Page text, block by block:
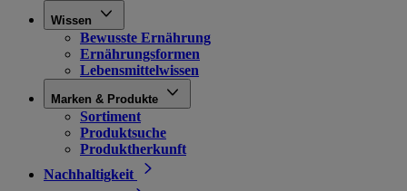
Wissen
Bewusste Ernährung
Ernährungsformen
Lebensmittelwissen
Marken & Produkte
Sortiment
Produktsuche
Produktherkunft
Nachhaltigkeit